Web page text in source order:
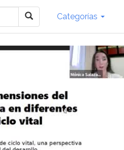
Categorías